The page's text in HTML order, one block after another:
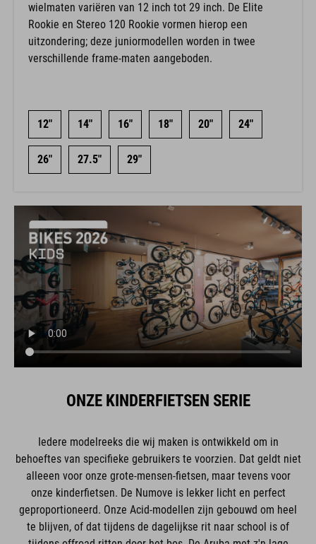
wielmaten variëren van 12 inch tot 29 inch. De Elite
Rookie en Stereo 120 Rookie vormen hierop een
uitzondering; deze juniormodellen worden in twee
verschillende frame-maten aangeboden.
12" 14" 16" 18" 20" 24"
26" 27.5" 29"
ONZE KINDERFIETSEN SERIE
Iedere modelreeks die wij maken is ontwikkeld om in
behoeftes van specifieke gebruikers te voorzien. Dat geldt niet
alleeen voor onze grote-mensen-fietsen, maar tevens voor
onze kinderfietsen. De Numove is lekker licht en perfect
geproportioneerd. Onze Acid-modellen zijn gebouwd om heel
te blijven, of dat tijdens de dagelijkse rit naar school is of